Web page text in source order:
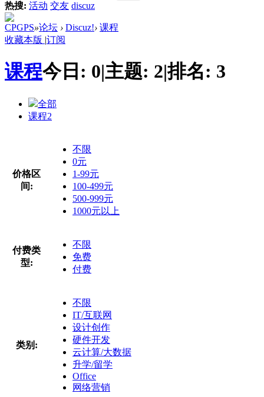
热搜: 活动 交友 discuz
CPGPS»论坛 › Discuz!› 课程
收藏本版 |订阅
课程今日: 0|主题: 2|排名: 3
全部
课程2
价格区
间:
不限
0元
1-99元
100-499元
500-999元
1000元以上
付费类
型:
不限
免费
付费
类别:
不限
IT/互联网
设计创作
硬件开发
云计算/大数据
升学/留学
Office
网络营销